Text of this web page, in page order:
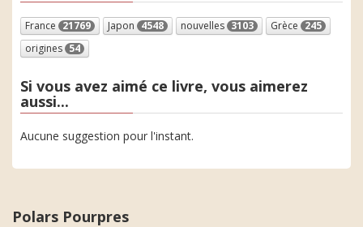
France 21769 Japon 4548 nouvelles 3103 Grèce 245
origines 54
Si vous avez aimé ce livre, vous aimerez
aussi...
Aucune suggestion pour l'instant.
Polars Pourpres